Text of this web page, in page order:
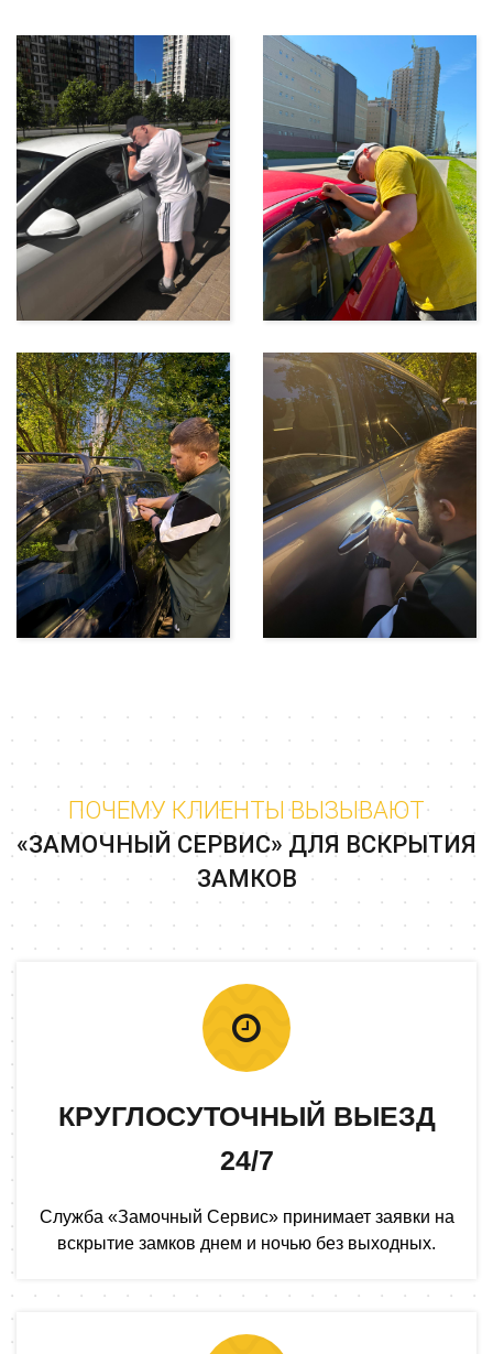
ПОЧЕМУ КЛИЕНТЫ ВЫЗЫВАЮТ
«ЗАМОЧНЫЙ СЕРВИС» ДЛЯ ВСКРЫТИЯ
ЗАМКОВ
КРУГЛОСУТОЧНЫЙ ВЫЕЗД
24/7
Служба «Замочный Сервис» принимает заявки на
вскрытие замков днем и ночью без выходных.